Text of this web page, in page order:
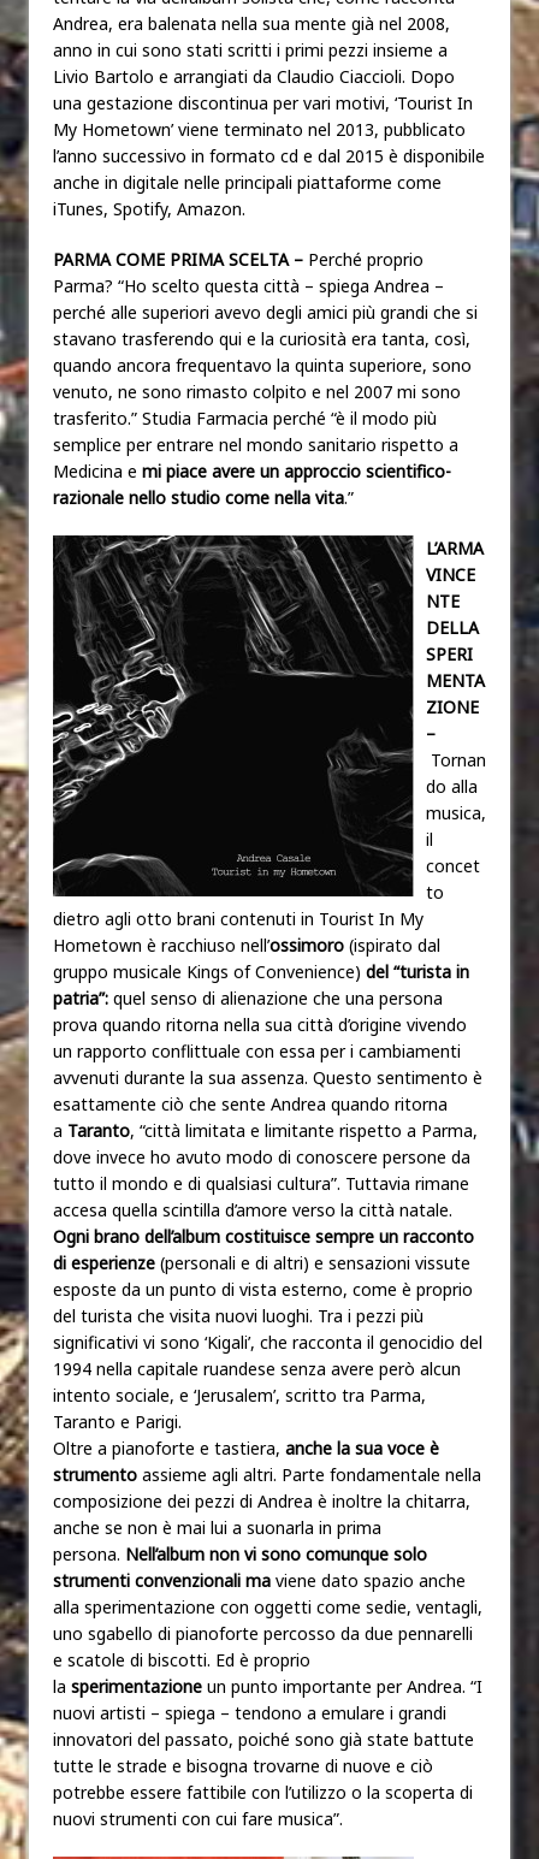
Andrea, era balenata nella sua mente già nel 2008,
anno in cui sono stati scritti i primi pezzi insieme a
Livio Bartolo e arrangiati da Claudio Ciaccioli. Dopo
una gestazione discontinua per vari motivi, ‘Tourist In
My Hometown’ viene terminato nel 2013, pubblicato
l’anno successivo in formato cd e dal 2015 è disponibile
anche in digitale nelle principali piattaforme come
iTunes, Spotify, Amazon.
PARMA COME PRIMA SCELTA – Perché proprio
Parma? “Ho scelto questa città – spiega Andrea –
perché alle superiori avevo degli amici più grandi che si
stavano trasferendo qui e la curiosità era tanta, così,
quando ancora frequentavo la quinta superiore, sono
venuto, ne sono rimasto colpito e nel 2007 mi sono
trasferito.” Studia Farmacia perché “è il modo più
semplice per entrare nel mondo sanitario rispetto a
Medicina e mi piace avere un approccio scientifico-
razionale nello studio come nella vita.”
L’ARMA
VINCE
NTE
DELLA
SPERI
MENTA
ZIONE
–
Tornan
do alla
musica,
il
concet
to
dietro agli otto brani contenuti in Tourist In My
Hometown è racchiuso nell’ossimoro (ispirato dal
gruppo musicale Kings of Convenience) del “turista in
patria”: quel senso di alienazione che una persona
prova quando ritorna nella sua città d’origine vivendo
un rapporto conflittuale con essa per i cambiamenti
avvenuti durante la sua assenza. Questo sentimento è
esattamente ciò che sente Andrea quando ritorna
a Taranto, “città limitata e limitante rispetto a Parma,
dove invece ho avuto modo di conoscere persone da
tutto il mondo e di qualsiasi cultura”. Tuttavia rimane
accesa quella scintilla d’amore verso la città natale.
Ogni brano dell’album costituisce sempre un racconto
di esperienze (personali e di altri) e sensazioni vissute
esposte da un punto di vista esterno, come è proprio
del turista che visita nuovi luoghi. Tra i pezzi più
significativi vi sono ‘Kigali’, che racconta il genocidio del
1994 nella capitale ruandese senza avere però alcun
intento sociale, e ‘Jerusalem’, scritto tra Parma,
Taranto e Parigi.
Oltre a pianoforte e tastiera, anche la sua voce è
strumento assieme agli altri. Parte fondamentale nella
composizione dei pezzi di Andrea è inoltre la chitarra,
anche se non è mai lui a suonarla in prima
persona. Nell’album non vi sono comunque solo
strumenti convenzionali ma viene dato spazio anche
alla sperimentazione con oggetti come sedie, ventagli,
uno sgabello di pianoforte percosso da due pennarelli
e scatole di biscotti. Ed è proprio
la sperimentazione un punto importante per Andrea. “I
nuovi artisti – spiega – tendono a emulare i grandi
innovatori del passato, poiché sono già state battute
tutte le strade e bisogna trovarne di nuove e ciò
potrebbe essere fattibile con l’utilizzo o la scoperta di
nuovi strumenti con cui fare musica”.